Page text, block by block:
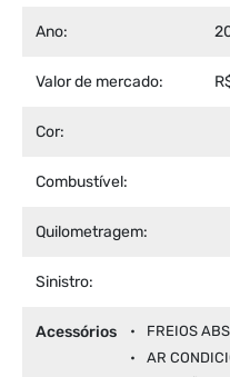
Ano:
Valor de mercado:
Cor:
Combustível:
Quilometragem:
Sinistro:
Acessórios FREIOS ABS
AR